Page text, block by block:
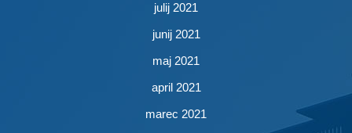
julij 2021
junij 2021
maj 2021
april 2021
marec 2021